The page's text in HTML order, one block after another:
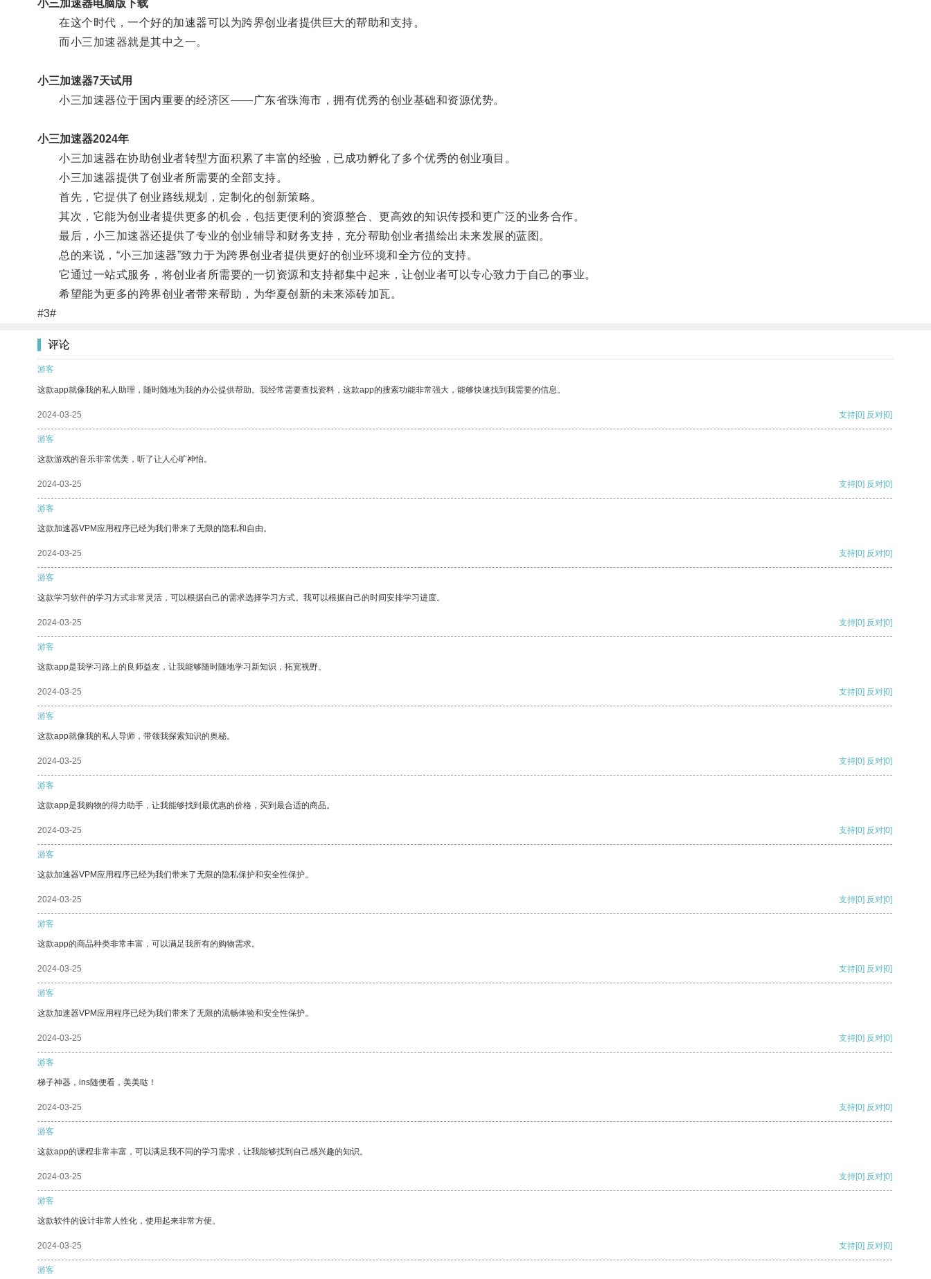
小三加速器电脑版下载
在这个时代，一个好的加速器可以为跨界创业者提供巨大的帮助和支持。
而小三加速器就是其中之一。
小三加速器7天试用
小三加速器位于国内重要的经济区——广东省珠海市，拥有优秀的创业基础和资源优势。
小三加速器2024年
小三加速器在协助创业者转型方面积累了丰富的经验，已成功孵化了多个优秀的创业项目。
小三加速器提供了创业者所需要的全部支持。
首先，它提供了创业路线规划，定制化的创新策略。
其次，它能为创业者提供更多的机会，包括更便利的资源整合、更高效的知识传授和更广泛的业务合作。
最后，小三加速器还提供了专业的创业辅导和财务支持，充分帮助创业者描绘出未来发展的蓝图。
总的来说，“小三加速器”致力于为跨界创业者提供更好的创业环境和全方位的支持。
它通过一站式服务，将创业者所需要的一切资源和支持都集中起来，让创业者可以专心致力于自己的事业。
希望能为更多的跨界创业者带来帮助，为华夏创新的未来添砖加瓦。
#3#
评论
游客
这款app就像我的私人助理，随时随地为我的办公提供帮助。我经常需要查找资料，这款app的搜索功能非常强大，能够快速找到我需要的信息。
2024-03-25 支持[0] 反对[0]
游客
这款游戏的音乐非常优美，听了让人心旷神怡。
2024-03-25 支持[0] 反对[0]
游客
这款加速器VPM应用程序已经为我们带来了无限的隐私和自由。
2024-03-25 支持[0] 反对[0]
游客
这款学习软件的学习方式非常灵活，可以根据自己的需求选择学习方式。我可以根据自己的时间安排学习进度。
2024-03-25 支持[0] 反对[0]
游客
这款app是我学习路上的良师益友，让我能够随时随地学习新知识，拓宽视野。
2024-03-25 支持[0] 反对[0]
游客
这款app就像我的私人导师，带领我探索知识的奥秘。
2024-03-25 支持[0] 反对[0]
游客
这款app是我购物的得力助手，让我能够找到最优惠的价格，买到最合适的商品。
2024-03-25 支持[0] 反对[0]
游客
这款加速器VPM应用程序已经为我们带来了无限的隐私保护和安全性保护。
2024-03-25 支持[0] 反对[0]
游客
这款app的商品种类非常丰富，可以满足我所有的购物需求。
2024-03-25 支持[0] 反对[0]
游客
这款加速器VPM应用程序已经为我们带来了无限的流畅体验和安全性保护。
2024-03-25 支持[0] 反对[0]
游客
梯子神器，ins随便看，美美哒！
2024-03-25 支持[0] 反对[0]
游客
这款app的课程非常丰富，可以满足我不同的学习需求，让我能够找到自己感兴趣的知识。
2024-03-25 支持[0] 反对[0]
游客
这款软件的设计非常人性化，使用起来非常方便。
2024-03-25 支持[0] 反对[0]
游客